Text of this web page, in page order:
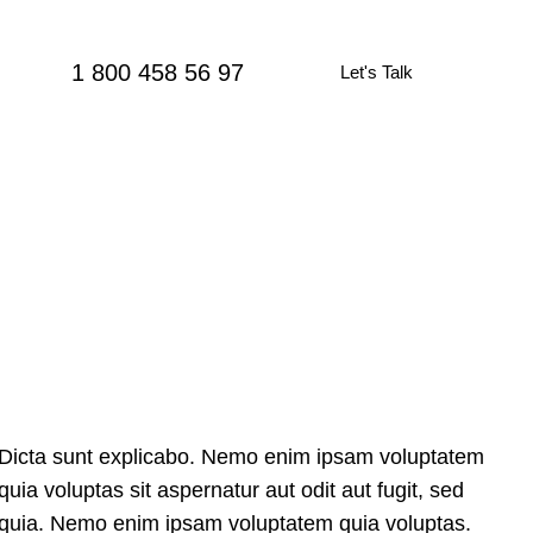
1 800 458 56 97 Let's Talk
sunt explicabo. Nemo enim ipsam voluptatem
voluptas sit aspernatur aut odit aut fugit, sed
Nemo enim ipsam voluptatem quia voluptas.